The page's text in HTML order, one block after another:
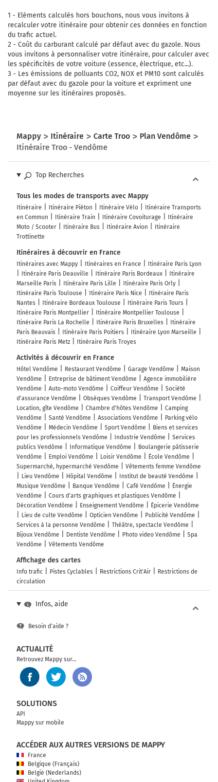
1 - Eléments calculés hors bouchons, nous vous invitons à
recalculer votre itinéraire pour obtenir ces données en fonction
du trafic actuel.
2 - Coût du carburant calculé par défaut avec du gazole. Nous
vous invitons à personnaliser votre itinéraire, pour calculer avec
les spécificités de votre voiture (essence, électrique, etc...).
3 - Les émissions de polluants CO2, NOX et PM10 sont calculés
par défaut avec du gazole pour la voiture et expriment une
moyenne sur les itinéraires proposés.
Mappy Itinéraire Carte Troo
Plan Vendôme
Itinéraire Troo - Vendôme
Top Recherches
Tous les modes de transports avec Mappy
Itinéraire Itinéraire Piéton Itinéraire Vélo
Itinéraire Transports
en Commun
Itinéraire Train Itinéraire Covoiturage
Itinéraire
Moto / Scooter
Itinéraire Bus Itinéraire Avion
Itinéraire
Trottinette
Itinéraires à découvrir en France
Itinéraires avec Mappy Itinéraires en France
Itinéraire Paris Lyon
Itinéraire Paris Deauville
Itinéraire Paris Bordeaux
Itinéraire
Marseille Paris
Itinéraire Paris Lille
Itinéraire Paris Orly
Itinéraire Paris Toulouse
Itinéraire Paris Nice
Itinéraire Paris
Nantes
Itinéraire Bordeaux Toulouse
Itinéraire Paris Tours
Itinéraire Paris Montpellier
Itinéraire Montpellier Toulouse
Itinéraire Paris La Rochelle
Itinéraire Paris Bruxelles
Itinéraire
Paris Beauvais
Itinéraire Paris Poitiers
Itinéraire Lyon Marseille
Itinéraire Paris Metz
Itinéraire Paris Troyes
Activités à découvrir en France
Hôtel Vendôme Restaurant Vendôme Garage Vendôme
Maison
Vendôme
Entreprise de bâtiment Vendôme
Agence immobilière
Vendôme
Auto-moto Vendôme Coiffeur Vendôme
Société
d'assurance Vendôme
Obsèques Vendôme
Transport Vendôme
Location, gîte Vendôme
Chambre d'hôtes Vendôme
Camping
Vendôme
Santé Vendôme Associations Vendôme
Parking vélo
Vendôme
Médecin Vendôme Sport Vendôme
Biens et services
pour les professionnels Vendôme
Industrie Vendôme
Services
publics Vendôme
Informatique Vendôme
Boulangerie pâtisserie
Vendôme
Emploi Vendôme Loisir Vendôme
École Vendôme
Supermarché, hypermarché Vendôme
Vêtements femme Vendôme
Lieu Vendôme
Hôpital Vendôme
Institut de beauté Vendôme
Musique Vendôme
Banque Vendôme Café Vendôme
Énergie
Vendôme
Cours d'arts graphiques et plastiques Vendôme
Décoration Vendôme
Enseignement Vendôme
Épicerie Vendôme
Lieu de culte Vendôme
Opticien Vendôme
Publicité Vendôme
Services à la personne Vendôme
Théâtre, spectacle Vendôme
Bijoux Vendôme
Dentiste Vendôme Photo video Vendôme
Spa
Vendôme
Vêtements Vendôme
Affichage des cartes
Info trafic Pistes Cyclables Restrictions Crit'Air
Restrictions de
circulation
Infos, aide
Besoin d'aide ?
ACTUALITÉ
Retrouvez Mappy sur...
SOLUTIONS
API
Mappy sur mobile
ACCÉDER AUX AUTRES VERSIONS DE MAPPY
France
Belgique (Français)
België (Nederlands)